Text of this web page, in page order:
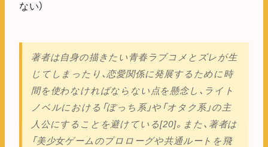
ない）
著者は自身の描きたい青春ラブコメとズレが生
じてしまったり、恋愛関係に発展するために時
間を使わなければならない点を懸念し、ライト
ノベルにおける「ぼっち系」や「オタク系」の主
人公にすることを避けている[20]。また、著者は
「美少女ゲームのプロローグや共通ルートを飛